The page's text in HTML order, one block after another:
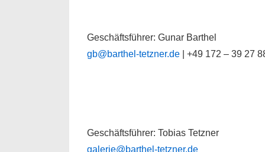
Geschäftsführer: Gunar Barthel
gb@barthel-tetzner.de | +49 172 – 39 27
Geschäftsführer: Tobias Tetzner
galerie@barthel-tetzner.de